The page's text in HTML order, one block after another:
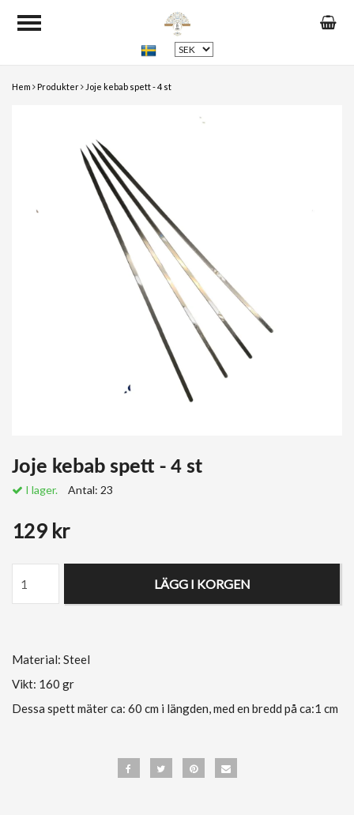
Hem Produkter Joje kebab spett - 4 st
Joje kebab spett - 4 st
I lager. Antal: 23
129 kr
LÄGG I KORGEN
Material: Steel
Vikt: 160 gr
Dessa spett mäter ca: 60 cm i längden, med en bredd på ca:1 cm